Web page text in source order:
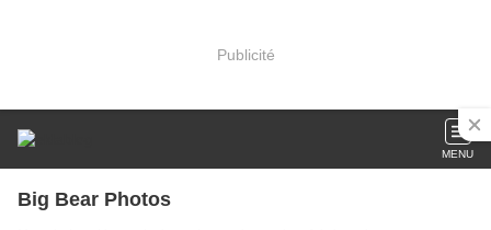
Publicité
MENU
Big Bear Photos